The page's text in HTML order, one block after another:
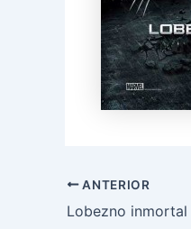
ANTERIOR
Lobezno inmortal